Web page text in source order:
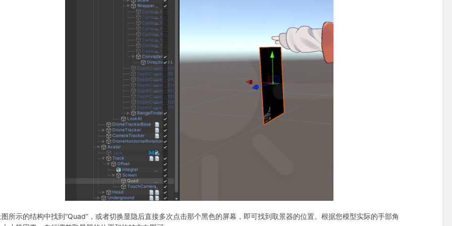
所示的结构中找到“Quad”，或者切换显隐后直接多次点击那个黑色的屏幕，即可找到取景器的位置。根据您模型实际的手部角